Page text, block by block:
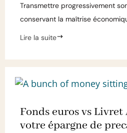
Transmettre progressivement
conservant la maîtrise
Lire la suite
Fonds euros vs
votre épargne de